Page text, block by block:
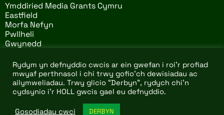
Ymddiried Media Grants Cymru
Eastfield
Morfa Nefyn
Pwllheli
Gwynedd
© 2026 Ymddiried Media
reserved.
Website byDesign Tribe
elw.
Rydym yn defnyddio cwcis ar ein gwefan i roi'r profiad
mwyaf perthnasol i chi trwy gofio'ch dewisiadau ac
ailymweliadau. Trwy glicio “Derbyn”, rydych chi'n
cydsynio i'r HOLL gwcis gael eu defnyddio.
Gosodiadau cwci DERBYN